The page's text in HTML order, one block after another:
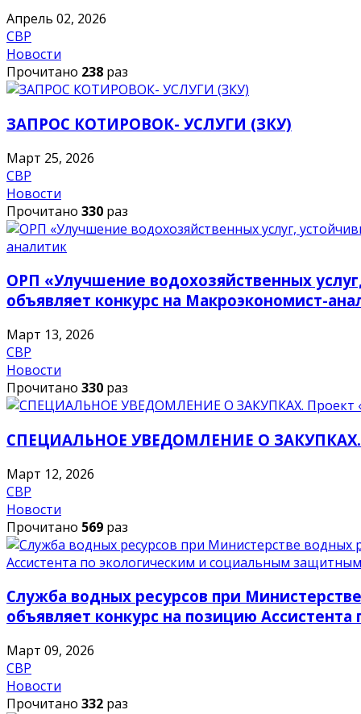
Апрель 02, 2026
СВР
Новости
Прочитано 238 раз
ЗАПРОС КОТИРОВОК- УСЛУГИ (ЗКУ)
Март 25, 2026
СВР
Новости
Прочитано 330 раз
ОРП «Улучшение водохозяйственных
объявляет конкурс на Макроэкономист-
Март 13, 2026
СВР
Новости
Прочитано 330 раз
СПЕЦИАЛЬНОЕ УВЕДОМЛЕНИЕ О ЗАКУПКАХ.
Март 12, 2026
СВР
Новости
Прочитано 569 раз
Служба водных ресурсов при
объявляет конкурс на позицию
Март 09, 2026
СВР
Новости
Прочитано 332 раз